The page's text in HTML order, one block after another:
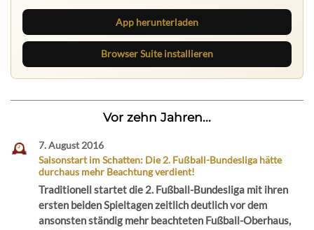
App herunterladen
Browser Suite installieren
Vor zehn Jahren...
7. August 2016
Saisonstart im Schatten: Die 2. Fußball-Bundesliga hätte
durchaus mehr Beachtung verdient!
Traditionell startet die 2. Fußball-Bundesliga mit ihren
ersten beiden Spieltagen zeitlich deutlich vor dem
ansonsten ständig mehr beachteten Fußball-Oberhaus,